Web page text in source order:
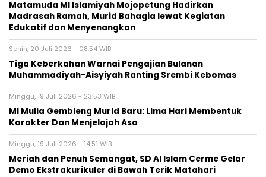
Matamuda MI Islamiyah Mojopetung Hadirkan
Madrasah Ramah, Murid Bahagia lewat Kegiatan
Edukatif dan Menyenangkan
Senin, 20 Juli 2026 - 08:54 WIB
Tiga Keberkahan Warnai Pengajian Bulanan
Muhammadiyah-Aisyiyah Ranting Srembi Kebomas
Minggu, 19 Juli 2026 - 23:53 WIB
MI Mulia Gembleng Murid Baru: Lima Hari Membentuk
Karakter Dan Menjelajah Asa
Minggu, 19 Juli 2026 - 14:51 WIB
Meriah dan Penuh Semangat, SD Al Islam Cerme Gelar
Demo Ekstrakurikuler di Bawah Terik Matahari